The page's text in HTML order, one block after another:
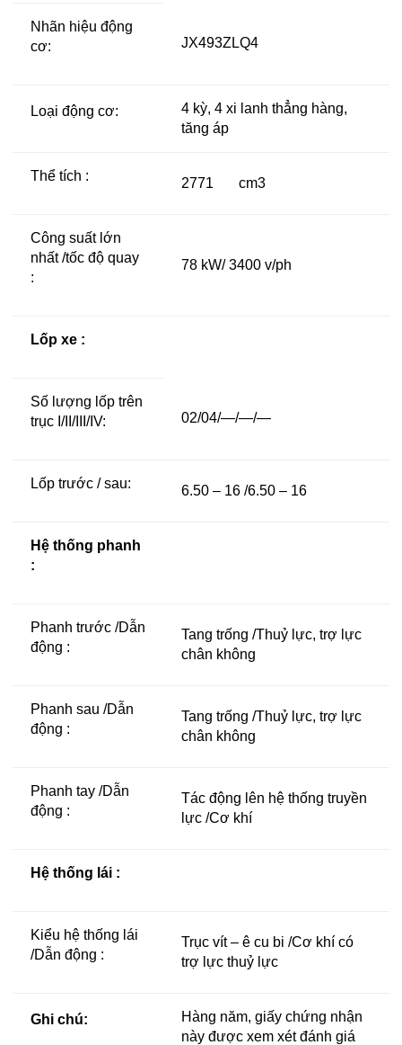
Nhãn hiệu động
cơ:
JX493ZLQ4
Loại động cơ:
4 kỳ, 4 xi lanh thẳng hàng,
tăng áp
Thể tích : 2771 cm3
Công suất lớn
nhất /tốc độ quay
:
78 kW/ 3400 v/ph
Lốp xe :
Số lượng lốp trên
trục I/II/III/IV:
02/04/—/—/—
Lốp trước / sau: 6.50 – 16 /6.50 – 16
Hệ thống phanh
:
Phanh trước /Dẫn
động :
Tang trống /Thuỷ lực, trợ lực
chân không
Phanh sau /Dẫn
động :
Tang trống /Thuỷ lực, trợ lực
chân không
Phanh tay /Dẫn
động :
Tác động lên hệ thống truyền
lực /Cơ khí
Hệ thống lái :
Kiểu hệ thống lái
/Dẫn động :
Trục vít – ê cu bi /Cơ khí có
trợ lực thuỷ lực
Ghi chú:
Hàng năm, giấy chứng nhận
này được xem xét đánh giá